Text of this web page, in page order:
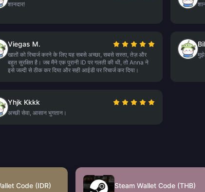
शानदार!
Viegas M.
खातों को रिचार्ज करने के लिए यह सबसे अच्छा, सबसे सस्ता, तेज़ और
बहुत सुरक्षित है। जब मैंने एक पुरानी ID पर गलती की थी, तो Anna ने
इसे जल्दी से ठीक कर दिया और सही आईडी पर रिचार्ज कर दिया।
Yhjk Kkkk
अच्छी सेवा, आसान भुगतान।
Code (IDR) Steam Wallet Code (THB)